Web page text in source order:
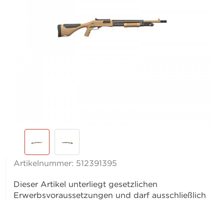
Artikelnummer: 512391395
Dieser Artikel unterliegt gesetzlichen
Erwerbsvoraussetzungen und darf ausschließlich